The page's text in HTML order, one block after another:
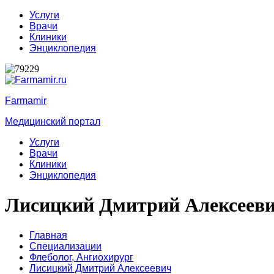
Услуги
Врачи
Клиники
Энциклопедия
Farmamir
Медицинский портал
Услуги
Врачи
Клиники
Энциклопедия
Лисицкий Дмитрий
Главная
Специализации
Флеболог, Ангиохирург
Лисицкий Дмитрий Алексеевич